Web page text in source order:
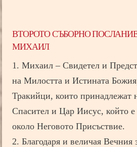
ВТОРОТО СЪБОРНО
МИХАИЛ
1. Михаил – Свидетел и
на Милостта и Истината
Тракийци, които принадлежат
Спасител и Цар Иисус, който
около Неговото Присъствие.
2. Благодаря и величая Вечния